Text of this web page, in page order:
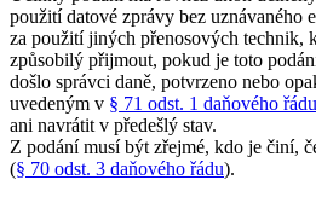
použití datové zprávy bez uznávaného
za použití jiných přenosových technik,
způsobilý přijmout, pokud je toto
došlo správci daně, potvrzeno nebo
uvedeným v § 71 odst. 1 daňového řádu
ani navrátit v předešlý stav.
Z podání musí být zřejmé, kdo je činí,
(§ 70 odst. 3 daňového řádu).